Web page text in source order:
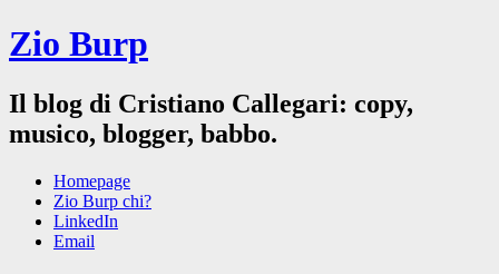
Zio Burp
Il blog di Cristiano Callegari: copy,
musico, blogger, babbo.
Homepage
Zio Burp chi?
LinkedIn
Email